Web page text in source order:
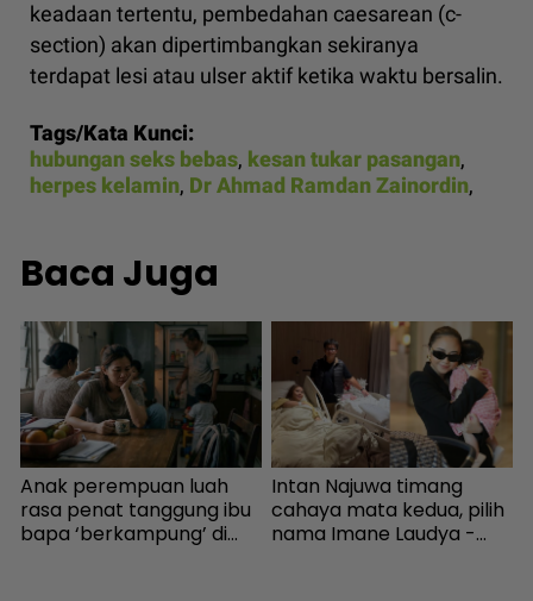
keadaan tertentu, pembedahan caesarean (c-
section) akan dipertimbangkan sekiranya
terdapat lesi atau ulser aktif ketika waktu bersalin.
Tags/Kata Kunci:
hubungan seks bebas, kesan tukar pasangan,
herpes kelamin, Dr Ahmad Ramdan Zainordin,
Baca Juga
Anak perempuan luah
rasa penat tanggung ibu
bapa ‘berkampung’ di
Intan Najuwa timang
cahaya mata kedua, pilih
nama Imane Laudya -